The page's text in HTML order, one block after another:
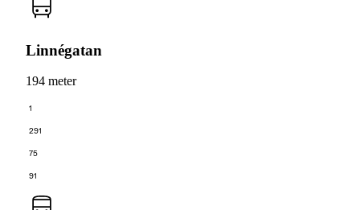
Linnégatan
194 meter
1
291
75
91